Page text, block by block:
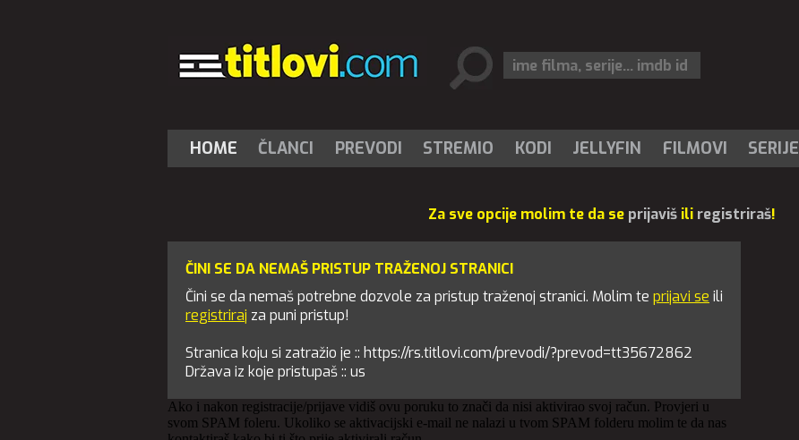
HOME ČLANCI PREVODI STREMIO KODI JELLYFIN FILMOVI SERIJE
Za sve opcije molim te da se prijaviš ili registriraš!
ČINI SE DA NEMAŠ PRISTUP TRAŽENOJ STRANICI
Čini se da nemaš potrebne dozvole za pristup traženoj stranici. Molim te prijavi se ili
registriraj za puni pristup!
Stranica koju si zatražio je :: https://rs.titlovi.com/prevodi/?prevod=tt35672862
Država iz koje pristupaš :: us
Ako i nakon registracije/prijave vidiš ovu poruku to znači da nisi aktivirao svoj račun. Provjeri u
svom SPAM foleru. Ukoliko se aktivacijski e-mail ne nalazi u tvom SPAM folderu molim te da nas